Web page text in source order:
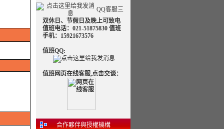
QQ客服三
双休日、节假日及晚上可致电
值班电话：021-51875830 值班
手机：15921673576
值班QQ:
值班网页在线客服,点击交谈：
合作夥伴與授權機構